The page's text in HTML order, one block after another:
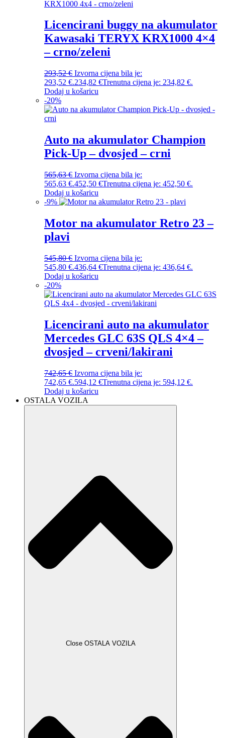
Licencirani buggy na akumulator
Kawasaki TERYX KRX1000 4×4
– crno/zeleni
293,52€ Izvorna cijena bila je:
293,52 €.234,82 €Trenutna cijena je: 234,82 €.
Dodaj u košaricu
-20%
Auto na akumulator Champion
Pick-Up – dvosjed – crni
565,63€ Izvorna cijena bila je:
565,63 €.452,50 €Trenutna cijena je: 452,50 €.
Dodaj u košaricu
-9%
Motor na akumulator Retro 23 –
plavi
545,80€ Izvorna cijena bila je:
545,80 €.436,64 €Trenutna cijena je: 436,64 €.
Dodaj u košaricu
-20%
Licencirani auto na akumulator
Mercedes GLC 63S QLS 4×4 –
dvosjed – crveni/lakirani
742,65€ Izvorna cijena bila je:
742,65 €.594,12 €Trenutna cijena je: 594,12 €.
Dodaj u košaricu
OSTALA VOZILA
Close OSTALA VOZILA